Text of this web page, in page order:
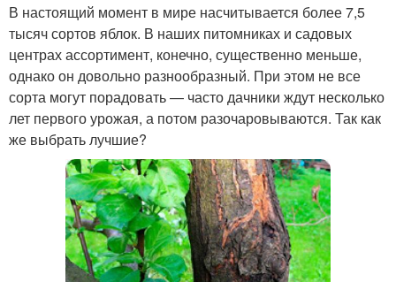
В настоящий момент в мире насчитывается более 7,5
тысяч сортов яблок. В наших питомниках и садовых
центрах ассортимент, конечно, существенно меньше,
однако он довольно разнообразный. При этом не все
сорта могут порадовать — часто дачники ждут несколько
лет первого урожая, а потом разочаровываются. Так как
же выбрать лучшие?